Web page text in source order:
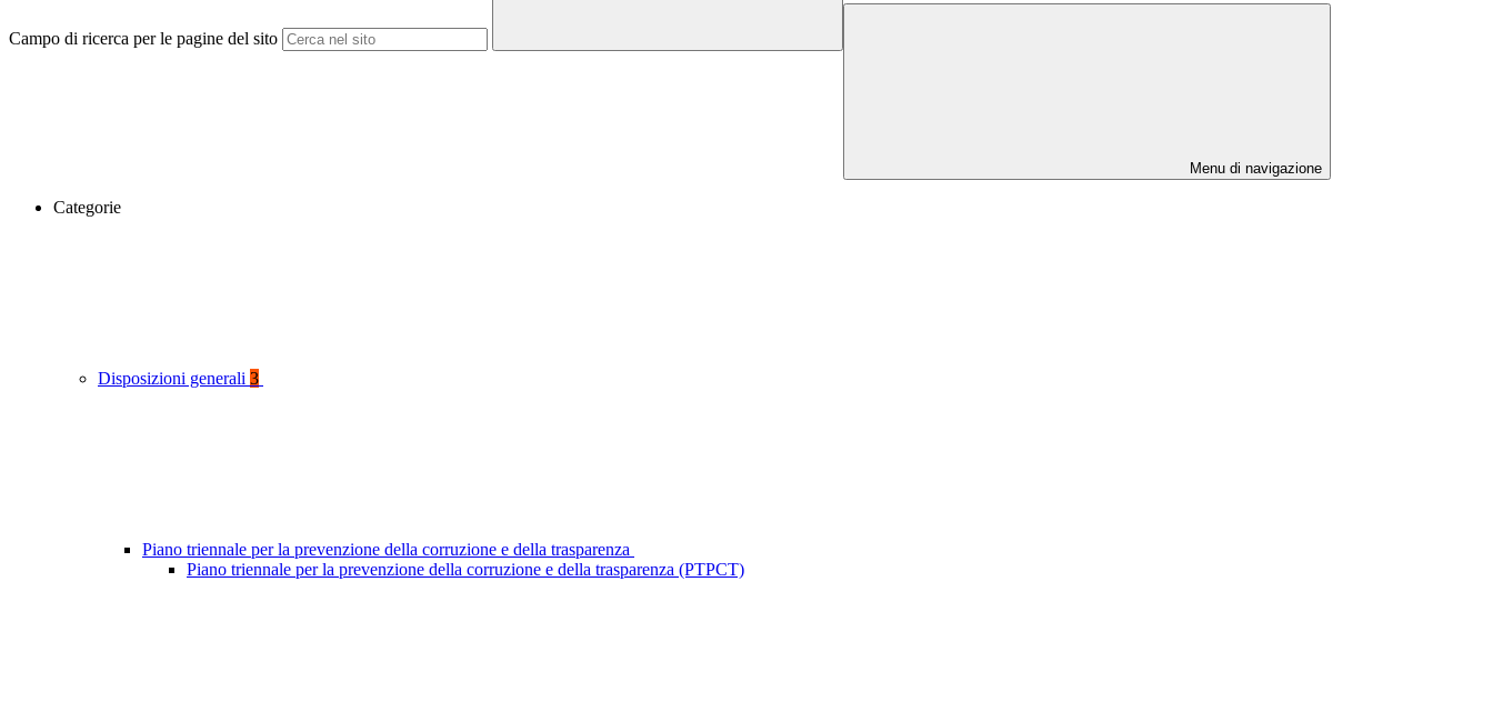
Campo di ricerca per le pagine del sito
Menu di navigazione
Categorie
Disposizioni generali 3
Piano triennale per la prevenzione della corruzione e della trasparenza
Piano triennale per la prevenzione della corruzione e della trasparenza (PTPCT)